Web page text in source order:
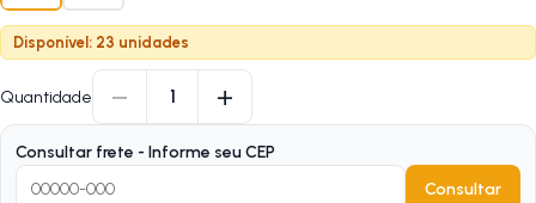
Disponível: 23 unidades
Quantidade − 1 +
Consultar frete - Informe seu CEP
Consultar